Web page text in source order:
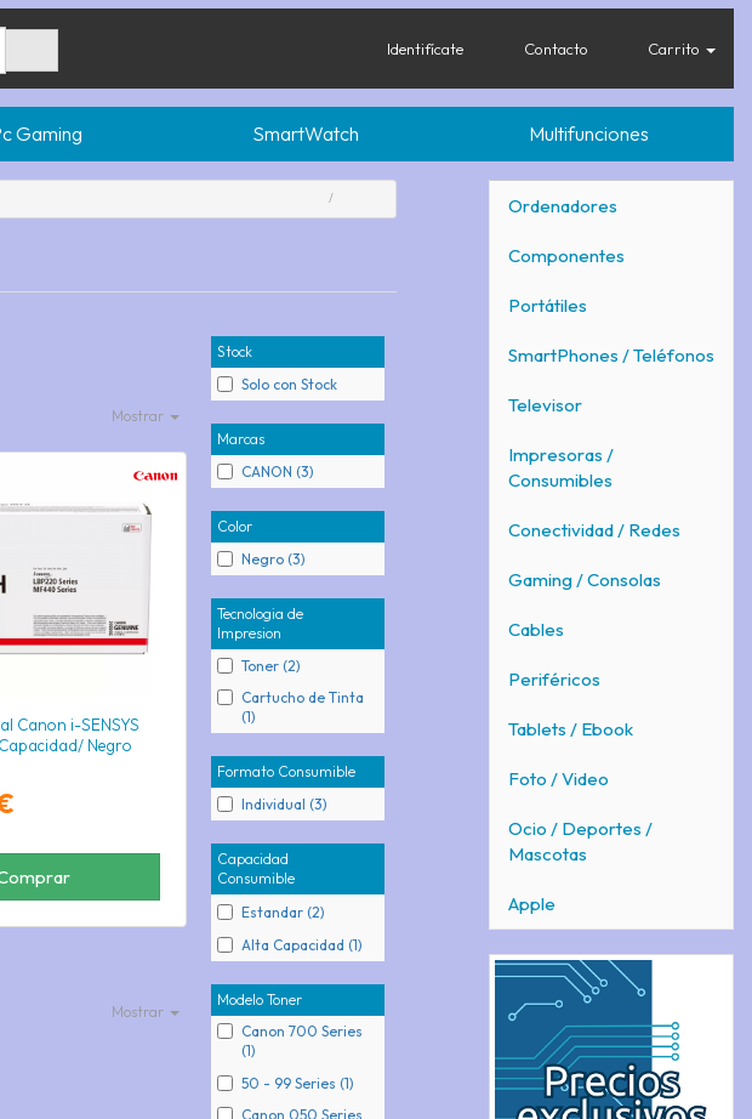
Identifícate Contacto Carrito
Gaming SmartWatch Multifunciones
Ordenadores
Componentes
Portátiles
SmartPhones / Teléfonos
Televisor
Impresoras /
Consumibles
Conectividad / Redes
Gaming / Consolas
Cables
Periféricos
Tablets / Ebook
Foto / Video
Ocio / Deportes /
Mascotas
Apple
Stock
Solo con Stock
Marcas
CANON (3)
Color
Negro (3)
Tecnologia de
Impresion
Toner (2)
Cartucho de Tinta
(1)
Formato Consumible
Individual (3)
Capacidad
Consumible
Estandar (2)
Alta Capacidad (1)
Modelo Toner
Canon 700 Series
(1)
50 - 99 Series (1)
Canon 050 Series
Mostrar
Canon i-SENSYS
Negro
Mostrar